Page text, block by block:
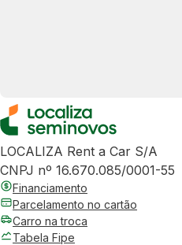
LOCALIZA Rent a Car S/A
CNPJ nº 16.670.085/0001-55
Financiamento
Parcelamento no cartão
Carro na troca
Tabela Fipe